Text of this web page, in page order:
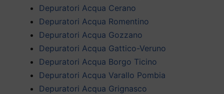
Depuratori Acqua Cerano
Depuratori Acqua Romentino
Depuratori Acqua Gozzano
Depuratori Acqua Gattico-Veruno
Depuratori Acqua Borgo Ticino
Depuratori Acqua Varallo Pombia
Depuratori Acqua Grignasco